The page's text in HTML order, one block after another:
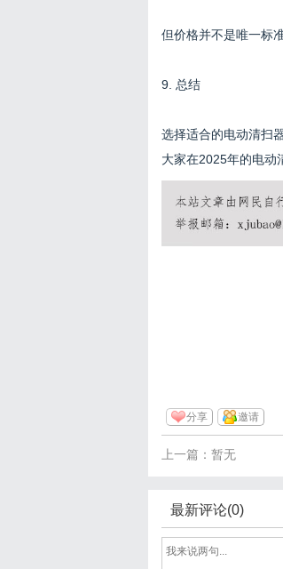
但价格并不是唯一标
9. 总结
选择适合的电动清扫
大家在2025年的电动
分享 邀请
上一篇：暂无
最新评论(0)